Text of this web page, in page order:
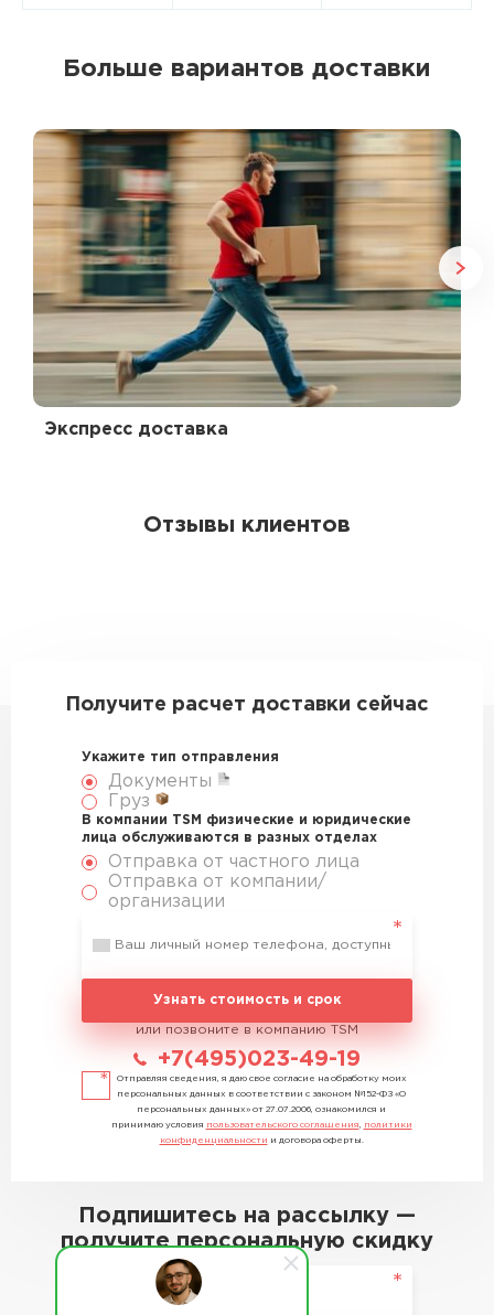
Больше вариантов доставки
Экспресс доставка
Отзывы клиентов
Получите расчет доставки сейчас
Укажите тип отправления
Документы
Груз
В компании TSM физические и юридические
лица обслуживаются в разных отделах
Отправка от частного лица
Отправка от компании/
организации
Узнать стоимость и срок
или позвоните в компанию TSM
+7(495)023-49-19
Отправляя сведения, я даю свое согласие на обработку моих
персональных данных в соответствии с законом №152-ФЗ «О
персональных данных» от 27.07.2006, ознакомился и
принимаю условия пользовательского соглашения
политики
конфиденциальности и договора оферты.
Подпишитесь на рассылку —
получите персональную скидку